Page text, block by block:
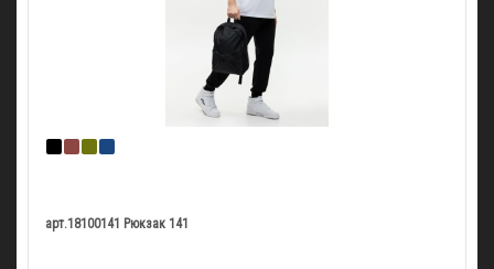
арт.18100141 Рюкзак 141